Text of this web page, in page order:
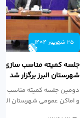
25 شهریور 1404
جلسه کمیته مناسب سازی
شهرستان البرز برگزار شد
دومین جلسه کمیته مناسب
و اماکن عمومی شهرستان